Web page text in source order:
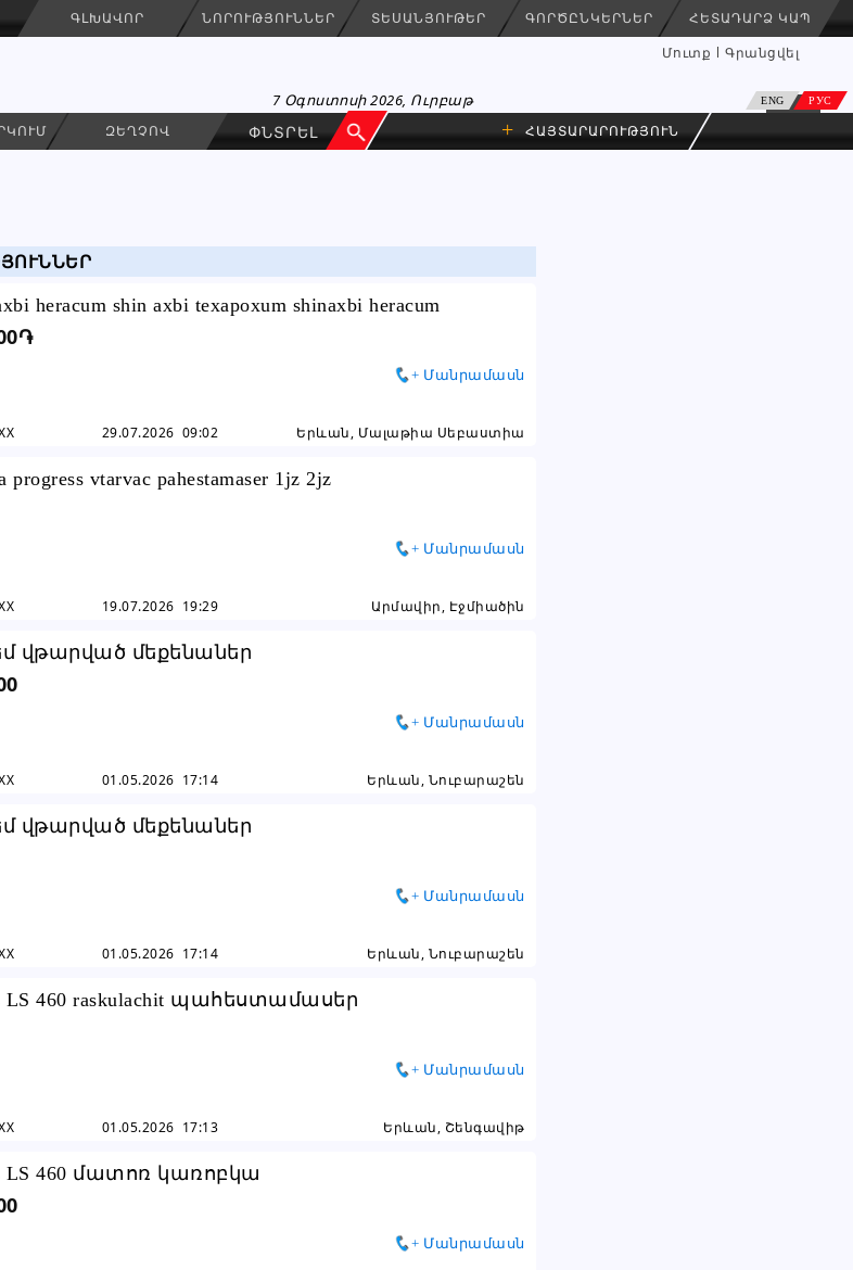
ԳԼԽԱՎՈՐ ՆՈՐՈՒԹՅՈՒՆՆԵՐ ՏԵՍԱՆՅՈՒԹԵՐ ԳՈՐԾԸՆԿԵՐՆԵՐ ՀԵՏԱԴԱՐՁ ԿԱՊ
Մուտք Գրանցվել
ENG РУС
7 Օգոստոսի 2026, Ուրբաթ
ԶԵՂՉՈՎ + ՀԱՅՏԱՐԱՐՈՒԹՅՈՒՆ
heracum shin axbi texapoxum shinaxbi heracum
Շին աղբի հեռացում
+ Մանրամասն
29.07.2026 09:02 Երևան, Մալաթիա Սեբաստիա
progress vtarvac pahestamaser 1jz 2jz
+ Մանրամասն
19.07.2026 19:29 Արմավիր, Էջմիածին
վթարված մեքենաներ
+ Մանրամասն
01.05.2026 17:14 Երևան, Նուբարաշեն
վթարված մեքենաներ
+ Մանրամասն
01.05.2026 17:14 Երևան, Նուբարաշեն
LS 460 raskulachit պահեստամասեր
+ Մանրամասն
01.05.2026 17:13 Երևան, Շենգավիթ
LS 460 մատոռ կառոբկա
+ Մանրամասն